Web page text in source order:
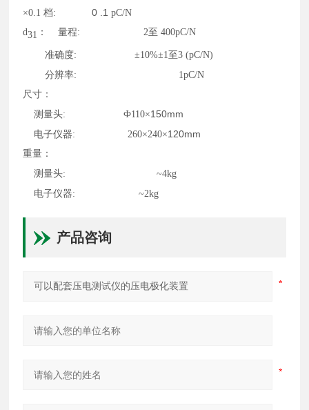
×0.1档: 0 .1 pC/N
d31 ： 量程: 2至 400pC/N
准确度: ±10%±1 至3 (pC/N)
分辨率:
1pC/N
尺寸：
测量头: Ф110×150mm
电子仪器: 260×240×120mm
重量：
测量头:
~4kg
电子仪器: ~2kg
产品咨询